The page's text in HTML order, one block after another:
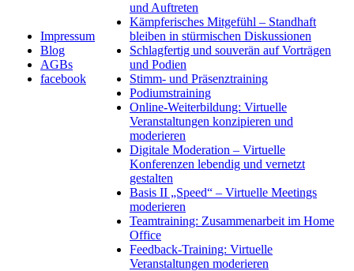
Impressum
Blog
AGBs
facebook
und Auftreten
Kämpferisches Mitgefühl – Standhaft
bleiben in stürmischen Diskussionen
Schlagfertig und souverän auf Vorträgen
und Podien
Stimm- und Präsenztraining
Podiumstraining
Online-Weiterbildung: Virtuelle
Veranstaltungen konzipieren und
moderieren
Digitale Moderation – Virtuelle
Konferenzen lebendig und vernetzt
gestalten
Basis II „Speed“ – Virtuelle Meetings
moderieren
Teamtraining: Zusammenarbeit im Home
Office
Feedback-Training: Virtuelle
Veranstaltungen moderieren